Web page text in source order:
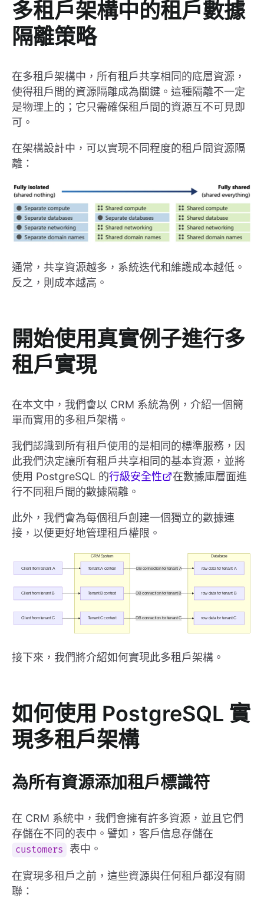
多租戶架構中的租戶數據
隔離策略
在多租戶架構中，所有租戶共享相同的底層資源，
使得租戶間的資源隔離成為關鍵。這種隔離不一定
是物理上的；它只需確保租戶間的資源互不可見即
可。
在架構設計中，可以實現不同程度的租戶間資源隔
離：
通常，共享資源越多，系統迭代和維護成本越低。
反之，則成本越高。
開始使用真實例子進行多
租戶實現
在本文中，我們會以 CRM 系統為例，介紹一個簡
單而實用的多租戶架構。
我們認識到所有租戶使用的是相同的標準服務，因
此我們決定讓所有租戶共享相同的基本資源，並將
使用 PostgreSQL 的行級安全性
在數據庫層面進
行不同租戶間的數據隔離。
此外，我們會為每個租戶創建一個獨立的數據連
接，以便更好地管理租戶權限。
接下來，我們將介紹如何實現此多租戶架構。
如何使用 PostgreSQL 實
現多租戶架構
為所有資源添加租戶標識符
在 CRM 系統中，我們會擁有許多資源，並且它們
存儲在不同的表中。譬如，客戶信息存儲在
customers 表中。
在實現多租戶之前，這些資源與任何租戶都沒有關
聯：